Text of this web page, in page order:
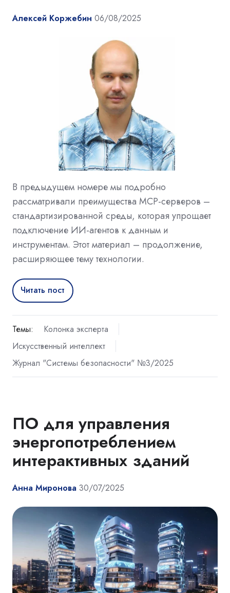
Алексей Коржебин 06/08/2025
В предыдущем номере мы подробно
рассматривали преимущества MCP-серверов –
стандартизированной среды, которая упрощает
подключение ИИ-агентов к данным и
инструментам. Этот материал – продолжение,
расширяющее тему технологии.
Читать пост
Темы:
Колонка эксперта
Искусственный интеллект
Журнал "Системы безопасности" №3/2025
ПО для управления
энергопотреблением
интерактивных зданий
Анна Миронова 30/07/2025